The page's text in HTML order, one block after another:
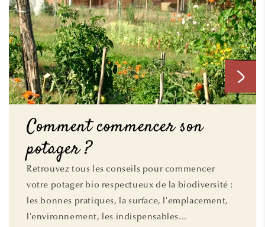
Comment commencer son
potager ?
Retrouvez tous les conseils pour commencer
votre potager bio respectueux de la biodiversité :
les bonnes pratiques, la surface, l'emplacement,
l'environnement, les indispensables...